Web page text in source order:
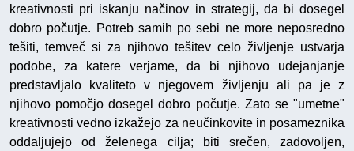
kreativnosti pri iskanju načinov in strategij, da bi dosegel
dobro počutje. Potreb samih po sebi ne more neposredno
tešiti, temveč si za njihovo tešitev celo življenje ustvarja
podobe, za katere verjame, da bi njihovo udejanjanje
predstavljalo kvaliteto v njegovem življenju ali pa je z
njihovo pomočjo dosegel dobro počutje. Zato se "umetne"
kreativnosti vedno izkažejo za neučinkovite in posameznika
oddaljujejo od želenega cilja; biti srečen, zadovoljen,